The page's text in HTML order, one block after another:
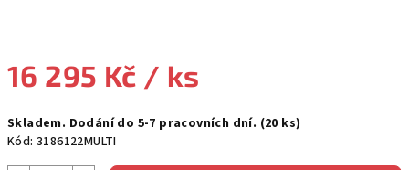
16 295 Kč / ks
cena:
Skladem. Dodání do 5-7 pracovních dní. (20 ks)
Kód: 3186122MULTI